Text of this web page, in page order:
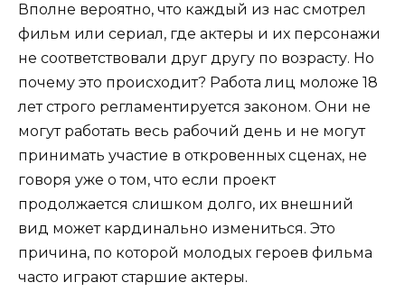
Вполне вероятно, что каждый из нас смотрел
фильм или сериал, где актеры и их персонажи
не соответствовали друг другу по возрасту. Но
почему это происходит? Работа лиц моложе 18
лет строго регламентируется законом. Они не
могут работать весь рабочий день и не могут
принимать участие в откровенных сценах, не
говоря уже о том, что если проект
продолжается слишком долго, их внешний
вид может кардинально измениться. Это
причина, по которой молодых героев фильма
часто играют старшие актеры.